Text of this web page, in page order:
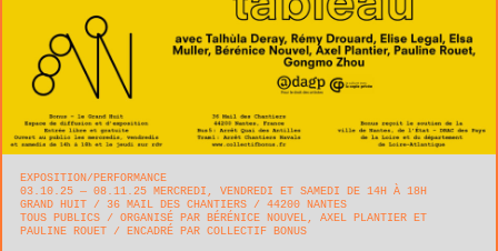
EXPOSITION
PERFORMANCE
03.10.25 — 08.11.25 MERCREDI, VENDREDI ET SAMEDI DE 14H À 18H
GRAND HUIT
36 MAIL DES CHANTIERS 44200 NANTES
TOUS PUBLICS
ORGANISÉ PAR BÉRÉNICE NOUVEL, AXEL PLANTIER ET
PAULINE ROUET
ENCADRÉ PAR COLLECTIF BONUS